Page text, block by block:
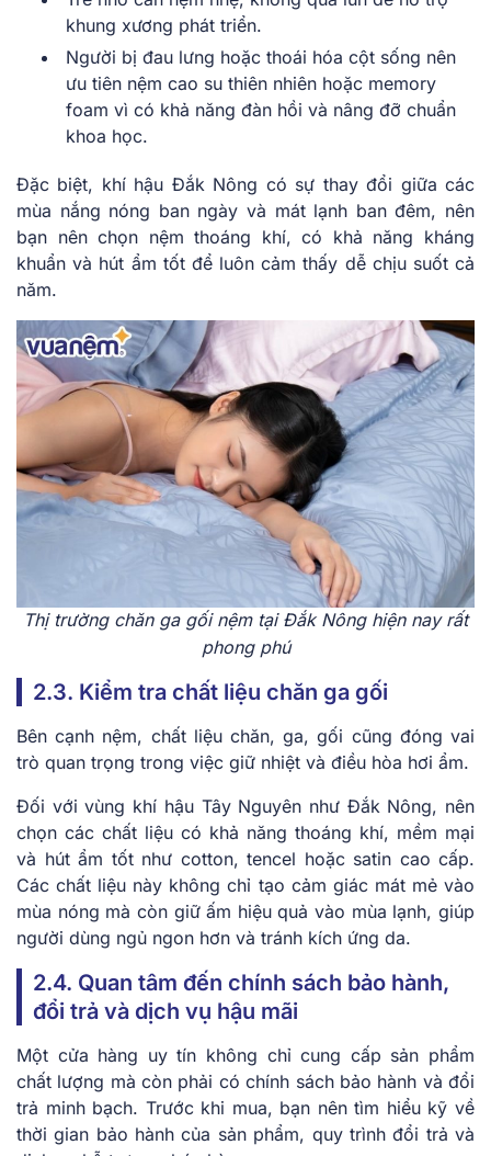
khung xương phát triển.
Người bị đau lưng hoặc thoái hóa cột sống nên
ưu tiên nệm cao su thiên nhiên hoặc memory
foam vì có khả năng đàn hồi và nâng đỡ chuẩn
khoa học.
Đặc biệt, khí hậu Đắk Nông có sự thay đổi giữa các
mùa nắng nóng ban ngày và mát lạnh ban đêm, nên
bạn nên chọn nệm thoáng khí, có khả năng kháng
khuẩn và hút ẩm tốt để luôn cảm thấy dễ chịu suốt cả
năm.
Thị trường chăn ga gối nệm tại Đắk Nông hiện nay rất
phong phú
2.3. Kiểm tra chất liệu chăn ga gối
Bên cạnh nệm, chất liệu chăn, ga, gối cũng đóng vai
trò quan trọng trong việc giữ nhiệt và điều hòa hơi ẩm.
Đối với vùng khí hậu Tây Nguyên như Đắk Nông, nên
chọn các chất liệu có khả năng thoáng khí, mềm mại
và hút ẩm tốt như cotton, tencel hoặc satin cao cấp.
Các chất liệu này không chỉ tạo cảm giác mát mẻ vào
mùa nóng mà còn giữ ấm hiệu quả vào mùa lạnh, giúp
người dùng ngủ ngon hơn và tránh kích ứng da.
2.4. Quan tâm đến chính sách bảo hành,
đổi trả và dịch vụ hậu mãi
Một cửa hàng uy tín không chỉ cung cấp sản phẩm
chất lượng mà còn phải có chính sách bảo hành và đổi
trả minh bạch. Trước khi mua, bạn nên tìm hiểu kỹ về
thời gian bảo hành của sản phẩm, quy trình đổi trả và